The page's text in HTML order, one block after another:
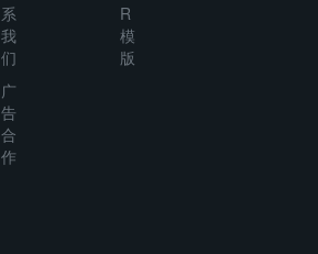
系
我
们
广
告
合
作
R
模
版